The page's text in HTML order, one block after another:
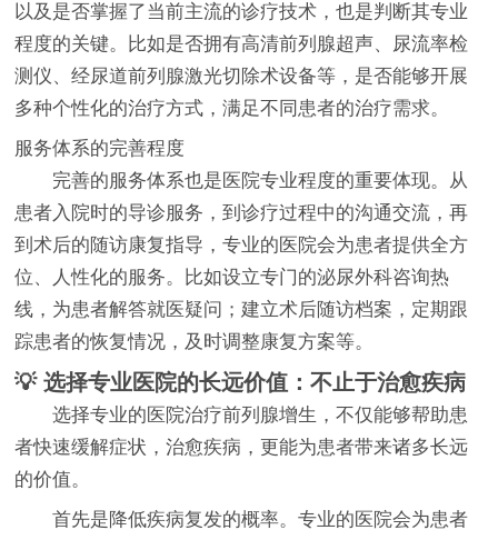
以及是否掌握了当前主流的诊疗技术，也是判断其专业
程度的关键。比如是否拥有高清前列腺超声、尿流率检
测仪、经尿道前列腺激光切除术设备等，是否能够开展
多种个性化的治疗方式，满足不同患者的治疗需求。
服务体系的完善程度
完善的服务体系也是医院专业程度的重要体现。从
患者入院时的导诊服务，到诊疗过程中的沟通交流，再
到术后的随访康复指导，专业的医院会为患者提供全方
位、人性化的服务。比如设立专门的泌尿外科咨询热
线，为患者解答就医疑问；建立术后随访档案，定期跟
踪患者的恢复情况，及时调整康复方案等。
💡 选择专业医院的长远价值：不止于治愈疾病
选择专业的医院治疗前列腺增生，不仅能够帮助患
者快速缓解症状，治愈疾病，更能为患者带来诸多长远
的价值。
首先是降低疾病复发的概率。专业的医院会为患者